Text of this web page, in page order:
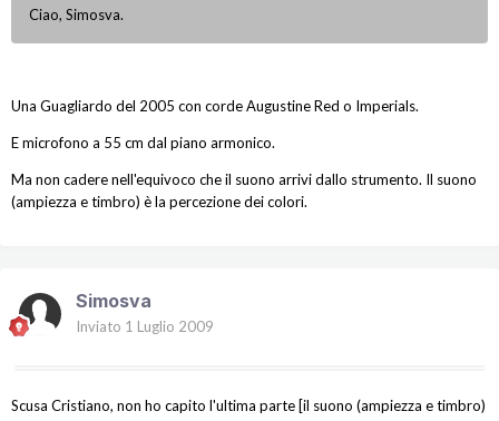
Ciao, Simosva.
Una Guagliardo del 2005 con corde Augustine Red o Imperials.
E microfono a 55 cm dal piano armonico.
Ma non cadere nell'equivoco che il suono arrivi dallo strumento. Il suono
(ampiezza e timbro) è la percezione dei colori.
Simosva
Inviato 1 Luglio 2009
Scusa Cristiano, non ho capito l'ultima parte [il suono (ampiezza e timbro)